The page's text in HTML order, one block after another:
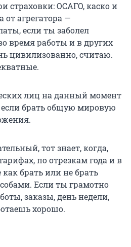
страховки: ОСАГО, каско и
от агрегатора —
если ты заболел
время работы и в других
цивилизованно, считаю.
лиц на данный момент
если брать общую мировую
тот знает, когда,
по отрезкам года и в
брать или не брать
Если ты грамотно
заказы, день недели,
хорошо.